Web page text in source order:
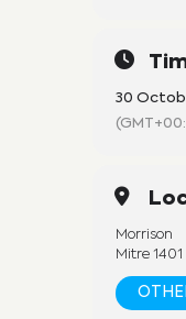
30
Morrison
Mitre 1401